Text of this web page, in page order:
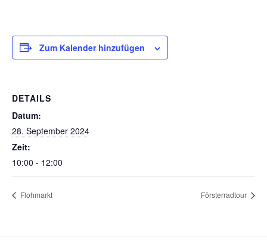
Zum Kalender hinzufügen
DETAILS
Datum:
28. September 2024
Zeit:
10:00 - 12:00
Flohmarkt Försterradtour